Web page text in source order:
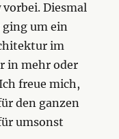
Diesmal
ging um ein
im
in mehr oder
freue mich,
den ganzen
umsonst